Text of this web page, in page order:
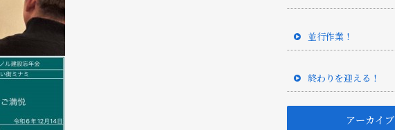
並行作業！
終わりを迎える！
アーカイブ